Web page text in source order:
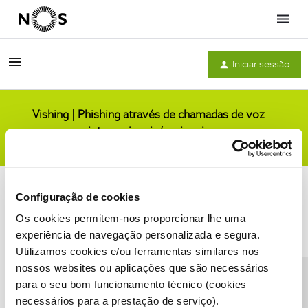
Configuração de cookies
Os cookies permitem-nos proporcionar lhe uma
experiência de navegação personalizada e segura.
Utilizamos cookies e/ou ferramentas similares nos
nossos websites ou aplicações que são necessários
para o seu bom funcionamento técnico (cookies
necessários para a prestação de serviço).
Menu
Iniciar sessão
Vishing | Phishing através de chamadas de voz
internacionais/nacionais
Condições do Fórum NOS Accessibility statement